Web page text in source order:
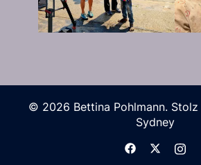
© 2026 Bettina Pohlmann.
Sydney